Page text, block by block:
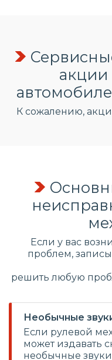
К сожалению,
Если у вас
проблем,
решить любую
Необычные
Если рулевой
может издавать
необычные